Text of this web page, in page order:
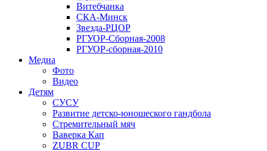
Витебчанка
СКА-Минск
Звезда-РЦОР
РГУОР-Сборная-2008
РГУОР-сборная-2010
Медиа
Фото
Видео
Детям
СУСУ
Развитие детско-юношеского гандбола
Стремительный мяч
Ваверка Кап
ZUBR CUP